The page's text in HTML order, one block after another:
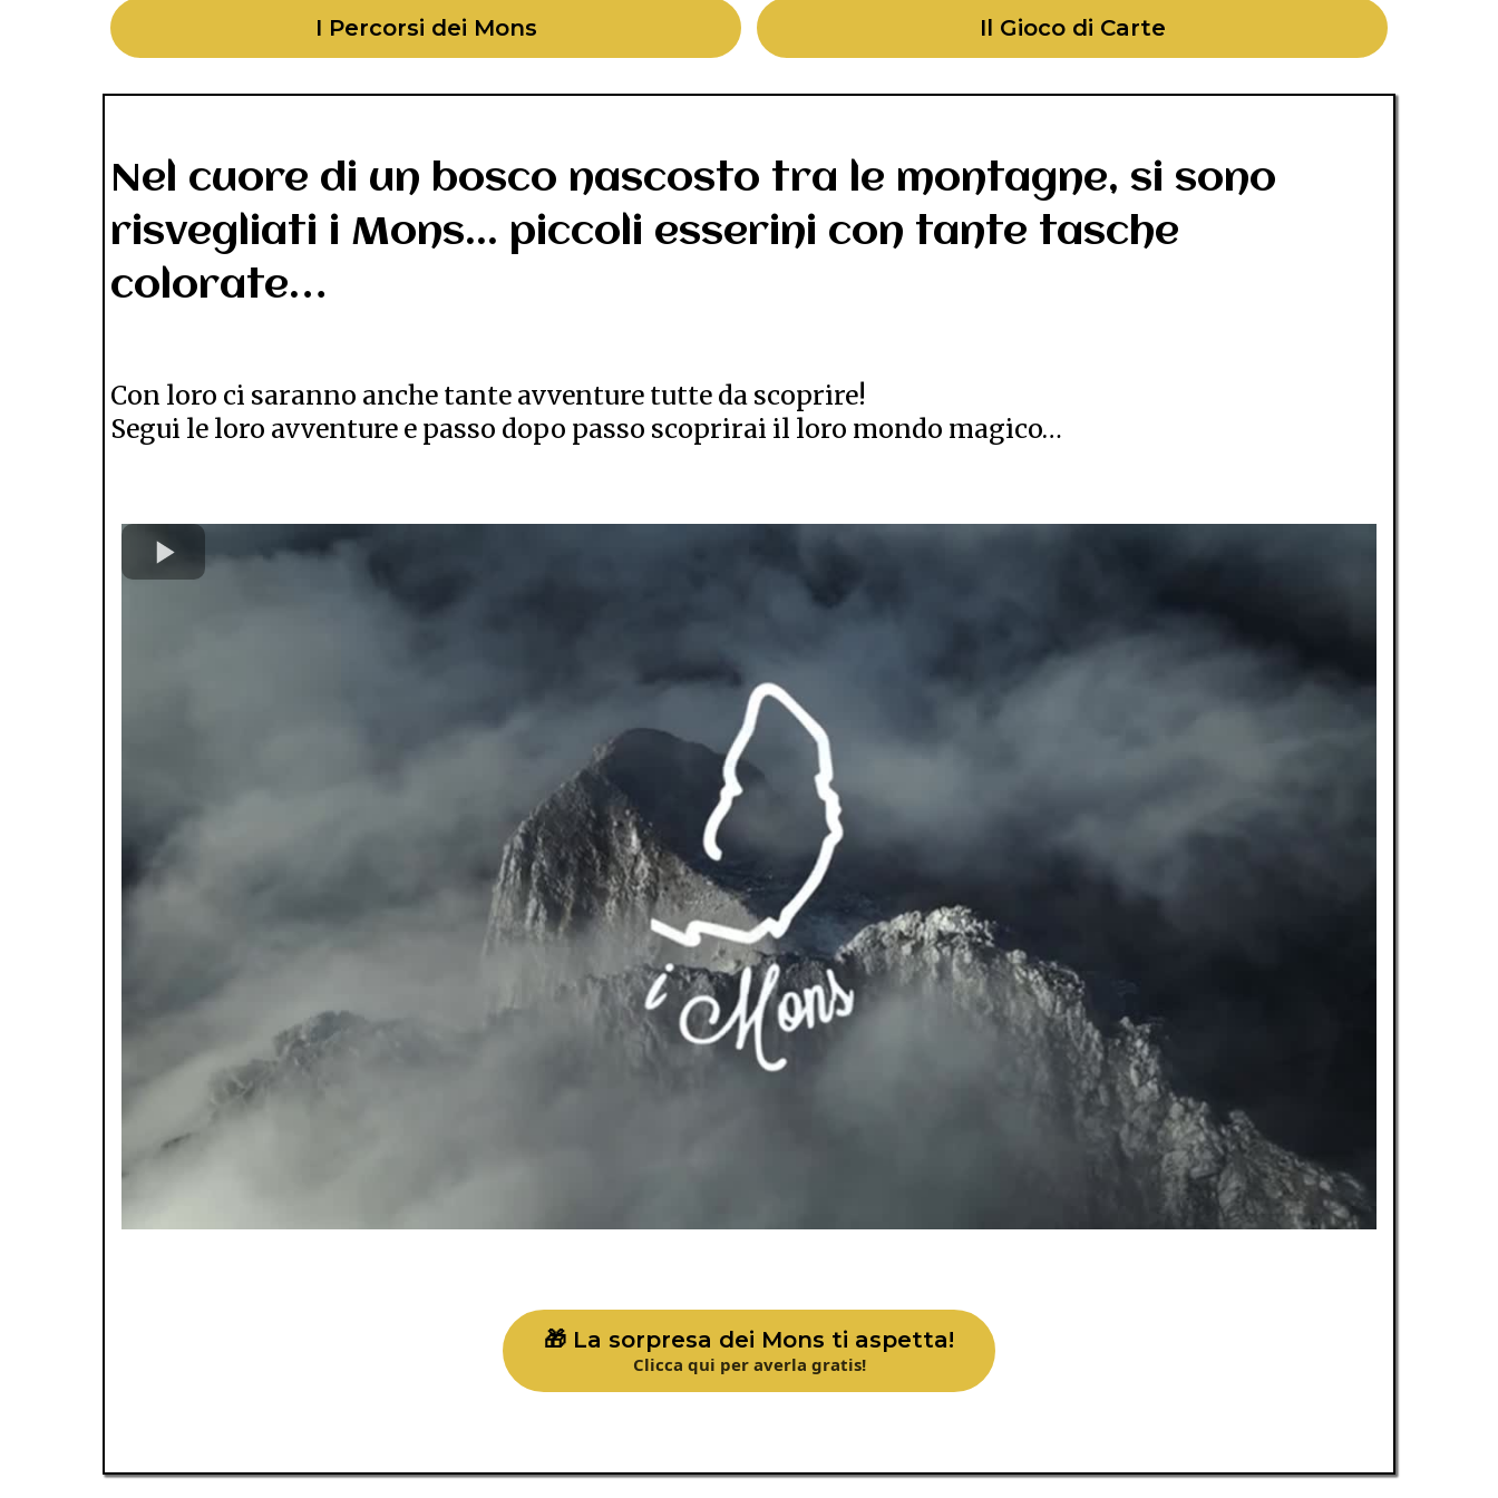
I Percorsi dei Mons Il Gioco di Carte
Nel cuore di un bosco nascosto tra le montagne, si sono
risvegliati i Mons... piccoli esserini con tante tasche
colorate…
Con loro ci saranno anche tante avventure tutte da scoprire!
Segui le loro avventure e passo dopo passo scoprirai il loro mondo magico…
🎁​ La sorpresa dei Mons ti aspetta!
Clicca qui per averla gratis!